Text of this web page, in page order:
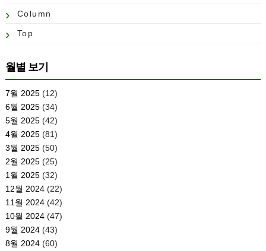
Column
Top
월별 보기
7월 2025(12)
6월 2025(34)
5월 2025(42)
4월 2025(81)
3월 2025(50)
2월 2025(25)
1월 2025(32)
12월 2024(22)
11월 2024(42)
10월 2024(47)
9월 2024(43)
8월 2024(60)